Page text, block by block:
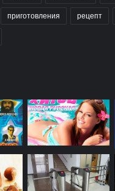
приготовления рецепт